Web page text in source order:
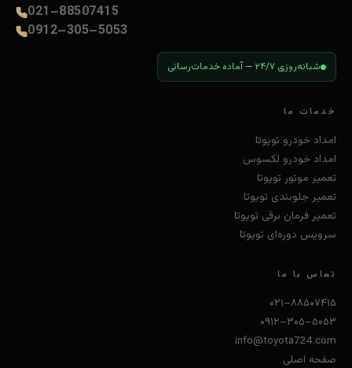
021–88507415
0912–305–5053
شبانه‌روزی ۲۴/۷ — آماده خدمات‌رسانی
خدمات ما
امداد خودرو تویوتا
امداد خودرو لکسوس
تعمیر موتور تویوتا
تعمیر جلوبندی تویوتا
تعمیر فرمان برقی تویوتا
سرویس دوره‌ای تویوتا
تماس با ما
۰۲۱–۸۸۵۰۷۴۱۵
۰۹۱۲–۳۰۵–۵۰۵۳
info@toyota724.com
صفحه اصلی